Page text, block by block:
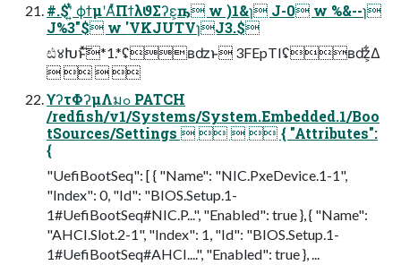
#.$ʹ͍ͭͯ ϕϯμʹΑͬͯΠϯλϑΣʔε͕ҧ͏ w )1&ɿ J-0 w %&--ɿ
J%3"$ w 'VKJUTVɿJ3.$
ඪ४Խͱͯ͠*1.*ʢʙʣͱ 3FEpTIʢʙʣ͕͋Δ
   
ϒʔτΦʔμΛมߋ PATCH
/redfish/v1/Systems/System.Embedded.1/Boo
tSources/Settings     { "Attributes":
{
"UefiBootSeq": [ { "Name": "NIC.PxeDevice.1-1",
"Index": 0, "Id": "BIOS.Setup.1-
1#UefiBootSeq#NIC.P...", "Enabled": true }, { "Name":
"AHCI.Slot.2-1", "Index": 1, "Id": "BIOS.Setup.1-
1#UefiBootSeq#AHCI....", "Enabled": true }, ...